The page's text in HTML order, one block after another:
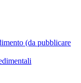
(da pubblicare